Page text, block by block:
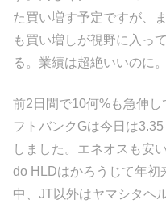
た買い増す予定ですが、
も買い増しが視野に入っ
る。業績は超絶いいのに。
前2日間で10何%も急伸
フトバンクGは今日は
しました。エネオスも安
do HLDはかろうじて年初
中、JT以外はヤマシタヘ